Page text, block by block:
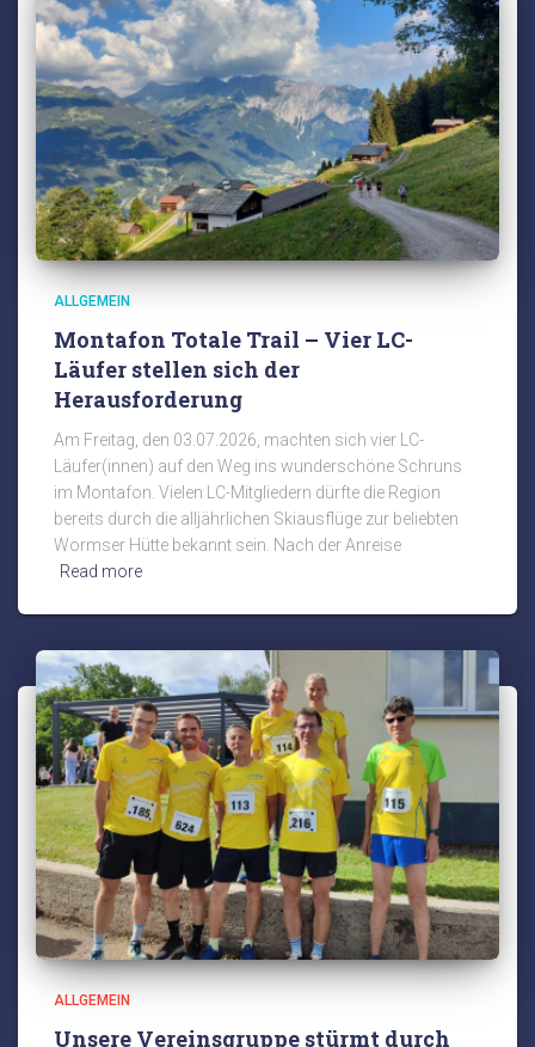
ALLGEMEIN
Montafon Totale Trail – Vier LC-
Läufer stellen sich der
Herausforderung
Am Freitag, den 03.07.2026, machten sich vier LC-
Läufer(innen) auf den Weg ins wunderschöne Schruns
im Montafon. Vielen LC-Mitgliedern dürfte die Region
bereits durch die alljährlichen Skiausflüge zur beliebten
Wormser Hütte bekannt sein. Nach der Anreise
Read more
ALLGEMEIN
Unsere Vereinsgruppe stürmt durch